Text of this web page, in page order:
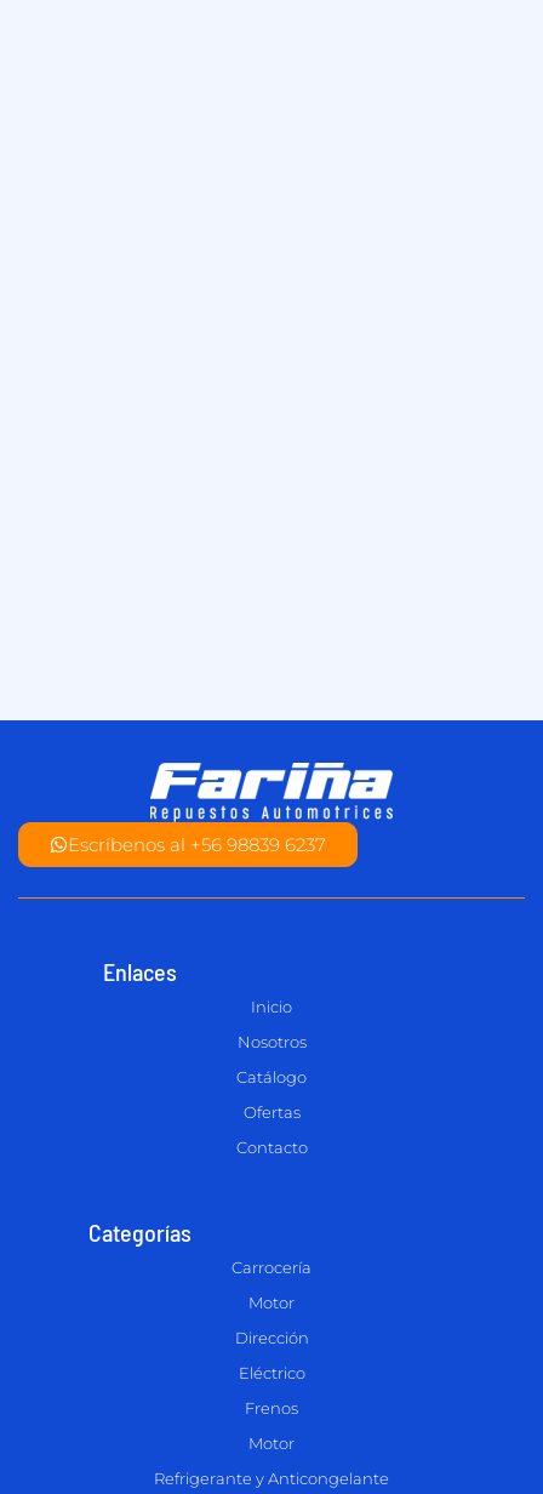
Escríbenos al +56 98839 6237
Enlaces
Inicio
Nosotros
Catálogo
Ofertas
Contacto
Categorías
Carrocería
Motor
Dirección
Eléctrico
Frenos
Motor
Refrigerante y Anticongelante